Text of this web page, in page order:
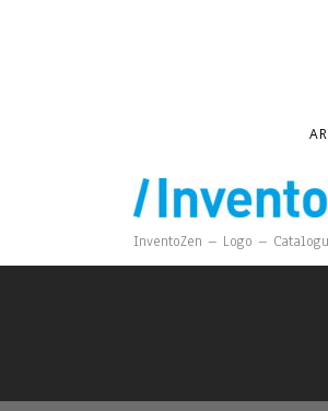
InventoZen – Logo –